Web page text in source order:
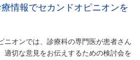
情報でセカンドオピニオンを
ニオンでは、診療科の専門医が患者さん
適切な意見をお伝えするための検討会を